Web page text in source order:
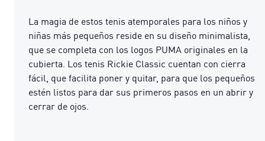
La magia de estos tenis atemporales para los niños y
niñas más pequeños reside en su diseño minimalista,
que se completa con los logos PUMA originales en la
cubierta. Los tenis Rickie Classic cuentan con cierra
fácil, que facilita poner y quitar, para que los pequeños
estén listos para dar sus primeros pasos en un abrir y
cerrar de ojos.